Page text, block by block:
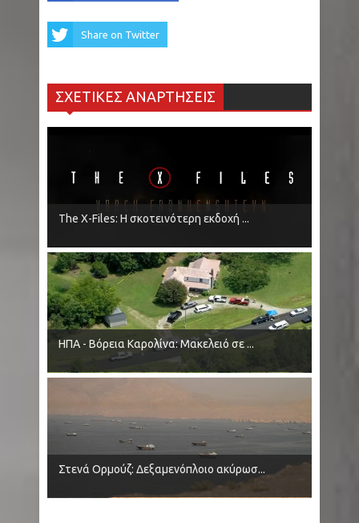
Share on Twitter
ΣΧΕΤΙΚΕΣ ΑΝΑΡΤΗΣΕΙΣ
The X-Files: Η σκοτεινότερη εκδοχή ...
ΗΠΑ - Βόρεια Καρολίνα: Μακελειό σε ...
Στενά Ορμούζ: Δεξαμενόπλοιο ακύρωσ...